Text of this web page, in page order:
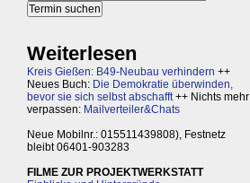
Weiterlesen
Kreis Gießen: B49-Neubau verhindern ++
Neues Buch: Die Demokratie überwinden,
bevor sie sich selbst abschafft++ Nichts mehr
verpassen: Mailverteiler&Chats
Neue Mobilnr.: 015511439808), Festnetz
bleibt 06401-903283
FILME ZUR PROJEKTWERKSTATT